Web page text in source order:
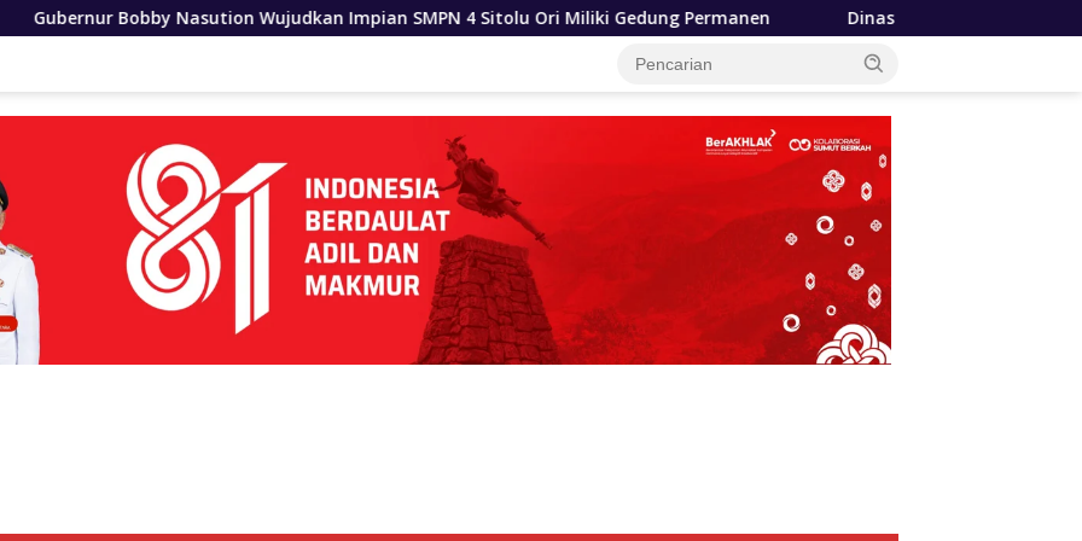
Wujudkan Impian SMPN 4 Sitolu Ori Miliki Gedung Permanen Dinas SDABMBK Medan Terapkan Pola Jemput